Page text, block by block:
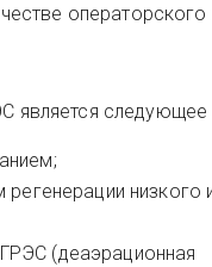
операторского
является
низкого
(деаэрационная